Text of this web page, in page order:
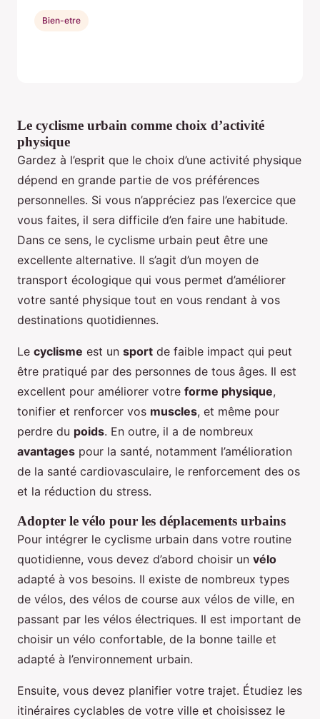
Le cyclisme urbain comme choix d’activité
physique
Gardez à l’esprit que le choix d’une activité physique
dépend en grande partie de vos préférences
personnelles. Si vous n’appréciez pas l’exercice que
vous faites, il sera difficile d’en faire une habitude.
Dans ce sens, le cyclisme urbain peut être une
excellente alternative. Il s’agit d’un moyen de
transport écologique qui vous permet d’améliorer
votre santé physique tout en vous rendant à vos
destinations quotidiennes.
Le cyclisme est un sport de faible impact qui peut
être pratiqué par des personnes de tous âges. Il est
excellent pour améliorer votre forme physique,
tonifier et renforcer vos muscles, et même pour
perdre du poids. En outre, il a de nombreux
avantages pour la santé, notamment l’amélioration
de la santé cardiovasculaire, le renforcement des os
et la réduction du stress.
Adopter le vélo pour les déplacements urbains
Pour intégrer le cyclisme urbain dans votre routine
quotidienne, vous devez d’abord choisir un vélo
adapté à vos besoins. Il existe de nombreux types
de vélos, des vélos de course aux vélos de ville, en
passant par les vélos électriques. Il est important de
choisir un vélo confortable, de la bonne taille et
adapté à l’environnement urbain.
Ensuite, vous devez planifier votre trajet. Étudiez les
itinéraires cyclables de votre ville et choisissez le
Bien-etre